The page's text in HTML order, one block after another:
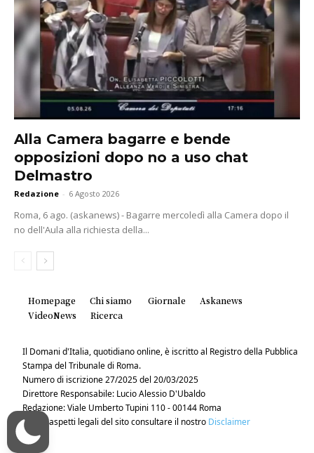
Alla Camera bagarre e bende
opposizioni dopo no a uso chat
Delmastro
Redazione - 6 Agosto 2026
Roma, 6 ago. (askanews) - Bagarre mercoledì alla Camera dopo il
no dell'Aula alla richiesta della...
Homepage Chi siamo Giornale
Askanews
VideoNews
Ricerca
Il Domani d'Italia, quotidiano online, è iscritto al Registro della Pubblica
Stampa del Tribunale di Roma.
Numero di iscrizione 27/2025 del 20/03/2025
Direttore Responsabile: Lucio Alessio D'Ubaldo
Redazione: Viale Umberto Tupini 110 - 00144 Roma
Per gli aspetti legali del sito consultare il nostro Disclaimer